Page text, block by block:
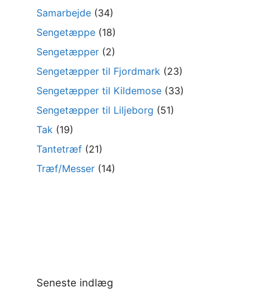
Samarbejde (34)
Sengetæppe (18)
Sengetæpper (2)
Sengetæpper til Fjordmark (23)
Sengetæpper til Kildemose (33)
Sengetæpper til Liljeborg (51)
Tak (19)
Tantetræf (21)
Træf/Messer (14)
Seneste indlæg